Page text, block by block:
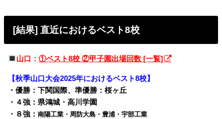
[結果] 直近におけるベスト8校
山口：①ベスト8校 ②甲子園出場回数 [一覧]
【秋季山口大会2025年におけるベスト8校】
・優勝：下関国際、準優勝：桜ヶ丘
・４強：県鴻城・高川学園
・８強：南陽工業・周防大島・豊浦・宇部工業